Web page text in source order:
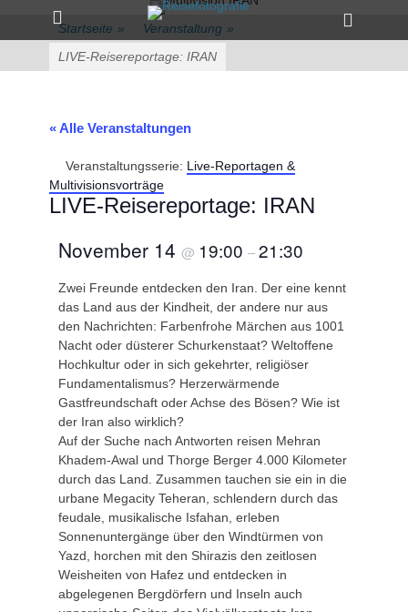
zum
Inhalt
Primärmenü
Toggle
Startseite » Veranstaltung »
LIVE-Reisereportage: IRAN
« Alle Veranstaltungen
Veranstaltungsserie: Live-Reportagen &
Multivisionsvorträge
LIVE-Reisereportage: IRAN
November 14 @ 19:00 –21:30
Zwei Freunde entdecken den Iran. Der eine kennt
das Land aus der Kindheit, der andere nur aus
den Nachrichten: Farbenfrohe Märchen aus 1001
Nacht oder düsterer Schurkenstaat? Weltoffene
Hochkultur oder in sich gekehrter, religiöser
Fundamentalismus? Herzerwärmende
Gastfreundschaft oder Achse des Bösen? Wie ist
der Iran also wirklich?
Auf der Suche nach Antworten reisen Mehran
Khadem-Awal und Thorge Berger 4.000 Kilometer
durch das Land. Zusammen tauchen sie ein in die
urbane Megacity Teheran, schlendern durch das
feudale, musikalische Isfahan, erleben
Sonnenuntergänge über den Windtürmen von
Yazd, horchen mit den Shirazis den zeitlosen
Weisheiten von Hafez und entdecken in
abgelegenen Bergdörfern und Inseln auch